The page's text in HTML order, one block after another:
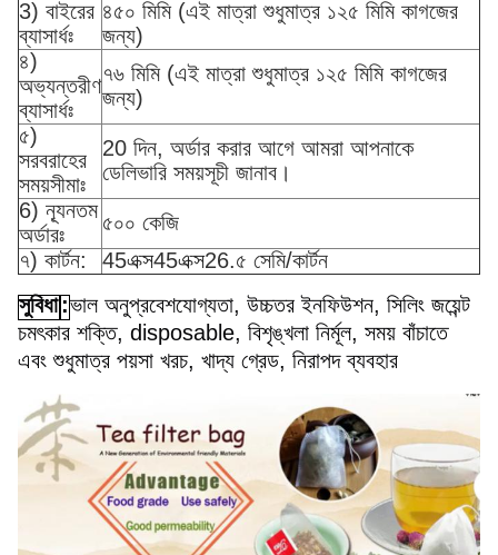
3) বাইরের
ব্যাসার্ধঃ
৪৫০ মিমি (এই মাত্রা শুধুমাত্র ১২৫ মিমি কাগজের
জন্য)
৪)
অভ্যন্তরীণ
ব্যাসার্ধঃ
৭৬ মিমি (এই মাত্রা শুধুমাত্র ১২৫ মিমি কাগজের
জন্য)
৫)
সরবরাহের
সময়সীমাঃ
20 দিন, অর্ডার করার আগে আমরা আপনাকে
ডেলিভারি সময়সূচী জানাব।
6) ন্যূনতম
অর্ডারঃ
৫০০ কেজি
৭) কার্টন:
45এক্স45এক্স26.৫ সেমি/কার্টন
সুবিধা :ভাল অনুপ্রবেশযোগ্যতা, উচ্চতর ইনফিউশন, সিলিং জয়েন্ট
চমৎকার শক্তি, disposable, বিশৃঙ্খলা নির্মূল, সময় বাঁচাতে
এবং শুধুমাত্র পয়সা খরচ, খাদ্য গ্রেড, নিরাপদ ব্যবহার